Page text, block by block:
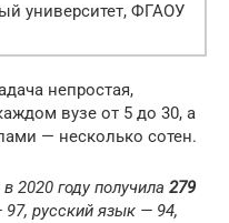
университет, ФГАОУ
непростая,
вузе от 5 до 30, а
— несколько сотен.
2020 году получила 279
русский язык — 94,